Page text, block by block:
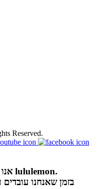
Reserved.
אנו מרעננים את חוויית הקנייה באתר lululemon.
בזמן שאנחנו